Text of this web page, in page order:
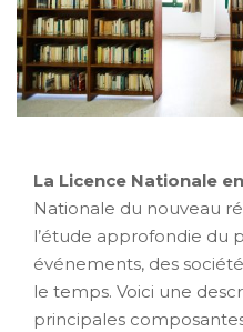
La Licence Nationale
Nationale du nouveau
l’étude approfondie du
événements, des
le temps. Voici une
principales